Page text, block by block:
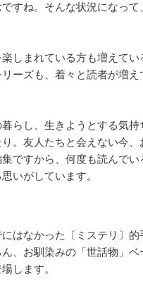
すね。そんな状況になって
しまれている方も増えてい
ーズも、着々と読者が増え
らし、生きようとする気
。友人たちと会えない今、
ですから、何度も読んでい
いがしています。
はなかった〔ミステリ〕的
、お馴染みの「世話物」ベ
します。